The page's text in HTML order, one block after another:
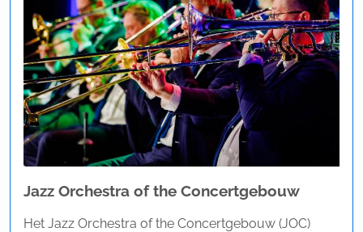
Jazz Orchestra of the Concertgebouw
Het Jazz Orchestra of the Concertgebouw (JOC)